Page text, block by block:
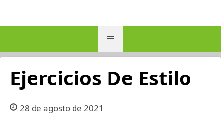
Ejercicios De Estilo
28 de agosto de 2021